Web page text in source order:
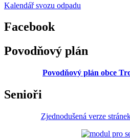
Kalendář svozu odpadu
Facebook
Povodňový plán
Povodňový plán obce
Senioři
Zjednodušená verze